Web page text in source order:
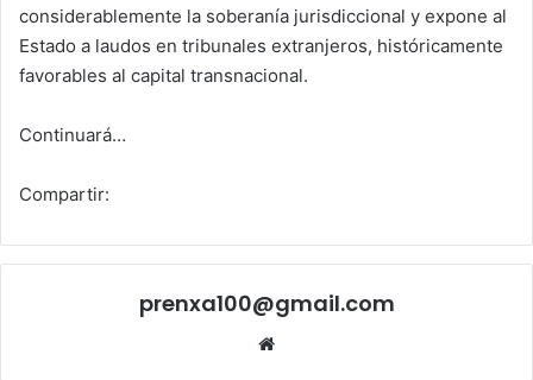
considerablemente la soberanía jurisdiccional y expone al
Estado a laudos en tribunales extranjeros, históricamente
favorables al capital transnacional.
Continuará…
Compartir:
prenxa100@gmail.com